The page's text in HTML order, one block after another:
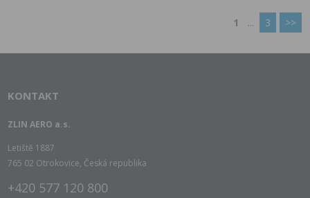
1 ... 3 >>
KONTAKT
ZLIN AERO a.s.
Letiště 1887
765 02 Otrokovice, Česká republika
+420 577 120 800